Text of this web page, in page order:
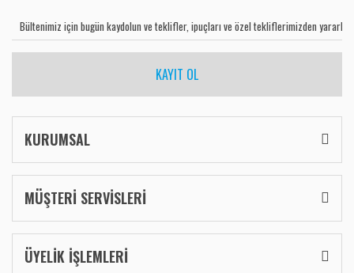
KAYIT OL
KURUMSAL
MÜŞTERİ SERVİSLERİ
ÜYELİK İŞLEMLERİ